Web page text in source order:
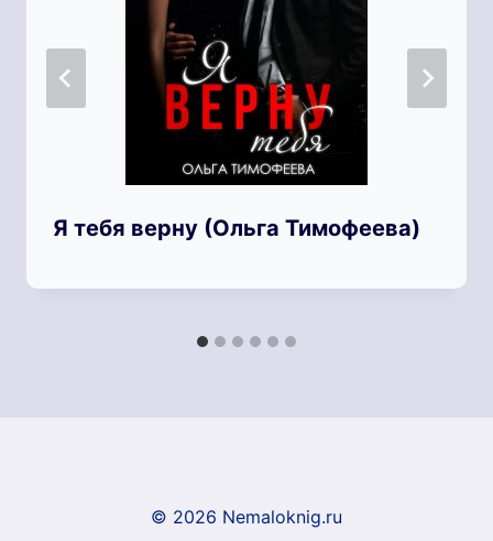
Я тебя верну (Ольга Тимофеева)
© 2026 Nemaloknig.ru